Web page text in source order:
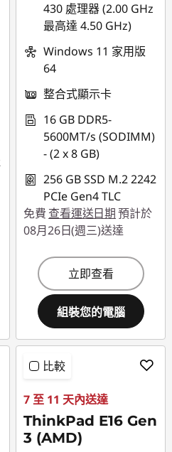
430 處理器 (2.00 GHz
最高達 4.50 GHz)
Windows 11 家用版
64
整合式顯示卡
16 GB DDR5-
5600MT/s (SODIMM)
- (2 x 8 GB)
256 GB SSD M.2 2242
PCIe Gen4 TLC
免費 查看運送日期預計於
08月26日(週三)送達
立即查看
組裝您的電腦
比較
7 至 11 天內送達
ThinkPad E16 Gen
3 (AMD)